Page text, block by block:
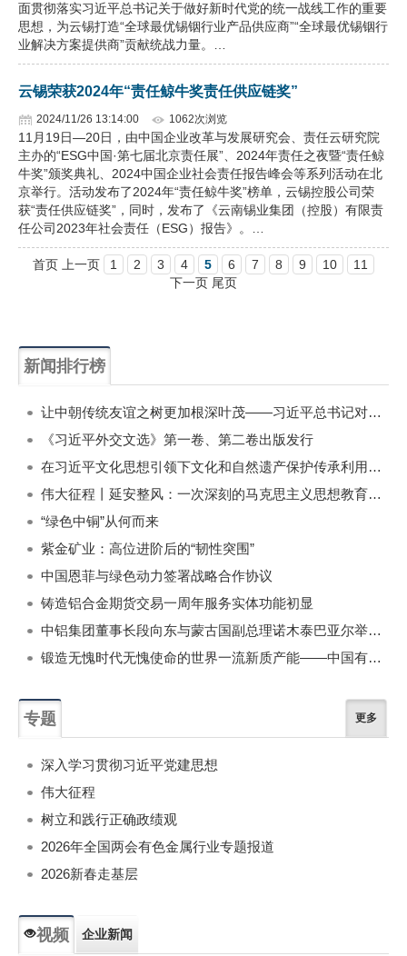
面贯彻落实习近平总书记关于做好新时代党的统一战线工作的重要
思想，为云锡打造“全球最优锡铟行业产品供应商”“全球最优锡铟行
业解决方案提供商”贡献统战力量。…
云锡荣获2024年“责任鲸牛奖责任供应链奖”
2024/11/26 13:14:00 1062次浏览
11月19日—20日，由中国企业改革与发展研究会、责任云研究院
主办的“ESG中国·第七届北京责任展”、2024年责任之夜暨“责任鲸
牛奖”颁奖典礼、2024中国企业社会责任报告峰会等系列活动在北
京举行。活动发布了2024年“责任鲸牛奖”榜单，云锡控股公司荣
获“责任供应链奖”，同时，发布了《云南锡业集团（控股）有限责
任公司2023年社会责任（ESG）报告》。…
首页 上一页 1 2 3 4 5 6 7 8 9 10
11
下一页 尾页
新闻排行榜
让中朝传统友谊之树更加根深叶茂——习近平总书记对朝鲜进行国事访问纪实
《习近平外交文选》第一卷、第二卷出版发行
在习近平文化思想引领下文化和自然遗产保护传承利用工作开创新局面
伟大征程丨延安整风：一次深刻的马克思主义思想教育运动
“绿色中铜”从何而来
紫金矿业：高位进阶后的“韧性突围”
中国恩菲与绿色动力签署战略合作协议
铸造铝合金期货交易一周年服务实体功能初显
中铝集团董事长段向东与蒙古国副总理诺木泰巴亚尔举行会谈
锻造无愧时代无愧使命的世界一流新质产能——中国有色金属工业的战略应对与破局之道（二）
专题 更多
深入学习贯彻习近平党建思想
伟大征程
树立和践行正确政绩观
2026年全国两会有色金属行业专题报道
2026新春走基层
视频 企业新闻